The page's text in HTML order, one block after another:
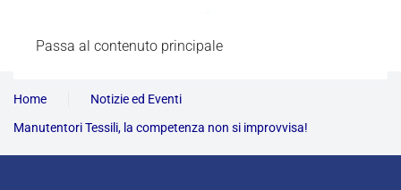
Passa al contenuto principale
Home
Notizie ed Eventi
Manutentori Tessili, la competenza non si improvvisa!